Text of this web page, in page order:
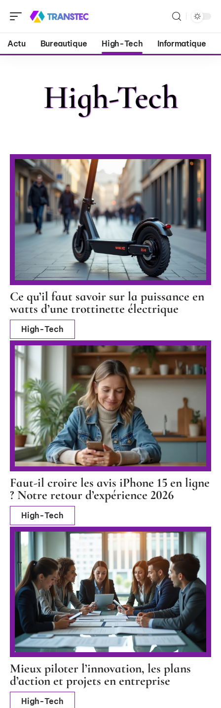
Actu Bureautique High-Tech Informatique
High-Tech
Ce qu’il faut savoir sur la puissance en
watts d’une trottinette électrique
High-Tech
Faut-il croire les avis iPhone 15 en ligne
? Notre retour d’expérience 2026
High-Tech
Mieux piloter l’innovation, les plans
d’action et projets en entreprise
High-Tech